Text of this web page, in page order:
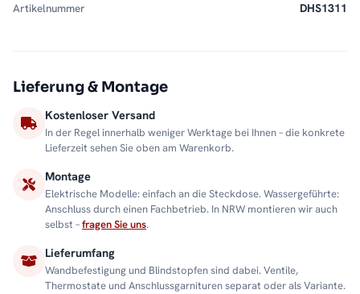
Artikelnummer DHS1311
Lieferung & Montage
Kostenloser Versand
In der Regel innerhalb weniger Werktage bei Ihnen – die konkrete
Lieferzeit sehen Sie oben am Warenkorb.
Montage
Elektrische Modelle: einfach an die Steckdose. Wassergeführte:
Anschluss durch einen Fachbetrieb. In NRW montieren wir auch
selbst –fragen Sie uns.
Lieferumfang
Wandbefestigung und Blindstopfen sind dabei. Ventile,
Thermostate und Anschlussgarnituren separat oder als Variante.